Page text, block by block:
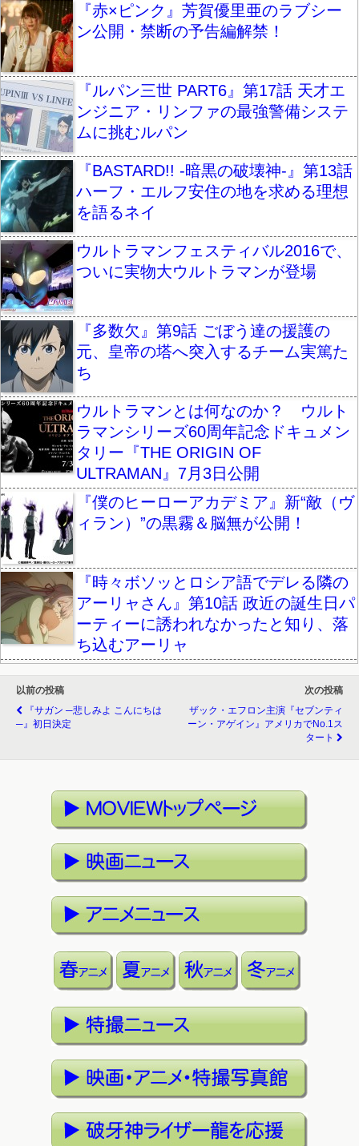
『赤×ピンク』芳賀優里亜のラブシー
ン公開・禁断の予告編解禁！
『ルパン三世 PART6』第17話 天才エ
ンジニア・リンファの最強警備システ
ムに挑むルパン
『BASTARD!! -暗黒の破壊神-』第13話
ハーフ・エルフ安住の地を求める理想
を語るネイ
ウルトラマンフェスティバル2016で、
ついに実物大ウルトラマンが登場
『多数欠』第9話 ごぼう達の援護の
元、皇帝の塔へ突入するチーム実篤た
ち
ウルトラマンとは何なのか？ ウルト
ラマンシリーズ60周年記念ドキュメン
タリー『THE ORIGIN OF
ULTRAMAN』7月3日公開
『僕のヒーローアカデミア』新“敵（ヴ
ィラン）”の黒霧＆脳無が公開！
『時々ボソッとロシア語でデレる隣の
アーリャさん』第10話 政近の誕生日パ
ーティーに誘われなかったと知り、落
ち込むアーリャ
以前の投稿
『サガン ─悲しみよ こんにちは
─』初日決定
次の投稿
ザック・エフロン主演『セブンティ
ーン・アゲイン』アメリカでNo.1ス
タート